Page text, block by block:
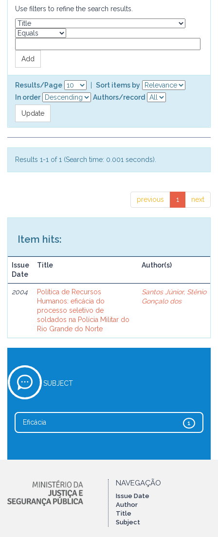
Use filters to refine the search results.
Results/Page
Sort items by
In order
Authors/record
Results 1-1 of 1 (Search time: 0.001 seconds).
previous 1 next
Item hits:
Issue
Date
Title Author(s)
2004
Política de Recursos
Humanos: eficácia do
processo seletivo de
soldados na Polícia Militar do
Rio Grande do Norte
Santos Júnior, Stênio
Gonçalo dos
SUBJECT
1
Eficácia
NAVEGAÇÃO
Issue Date
Author
Title
Subject